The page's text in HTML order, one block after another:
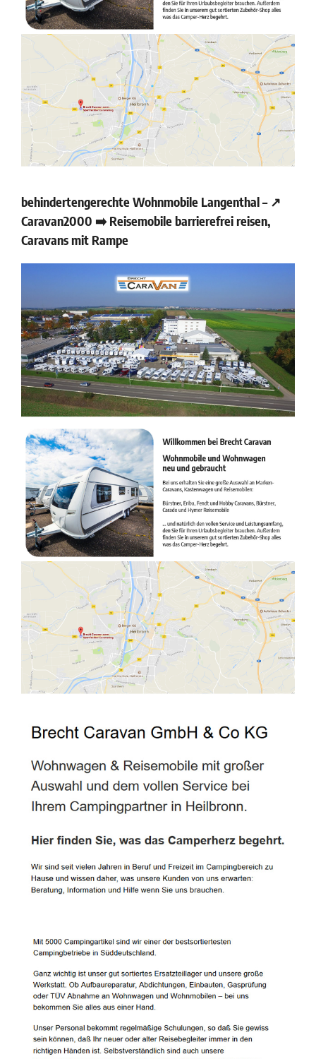
behindertengerechte Wohnmobile Langenthal – ↗️
Caravan2000 ➡️ Reisemobile barrierefrei reisen,
Caravans mit Rampe